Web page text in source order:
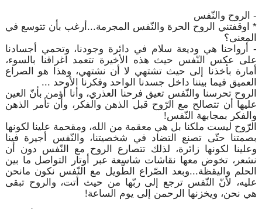
- الروح والنّفس
* اوقفتني الروح الحرة والنّفس المجرمة...أرغب بأن تتوسع في
المعنى؟
- أرواحنا هي وديعة سلام في دائرة وجودنا، وتحمي أجسادنا
على عكس النّفس حيث هذه الأخيرة تتعمد اغراقنا بالسوء،
أمارة بأخذنا إلى حيث تشتهي لا أن نشتهي، وهذا هو الصراع
العميق فيما بيننا داخل جسدنا الواحد وفكرنا الأوحد ...
الروح تحرسنا والنّفس تعيق فرحنا العذري، وأنا أؤمن بأنّ العين
عليها أن تتصالح مع الرّوح قبل الذهن والفكر، وأن تأمر الذهن
والفكر بمجابهة النّفس!
الرّوح ليست ملكنا بل هي معقمة من الله، ومقحمة علينا لكونها
بصمتنا حتّى تصنع التضاد في شخصيتنا، والنّفس أجيرة فينا
وعلينا لكونها زائرة، لذلك تتصارع الروح مع النّفس دون أن
نشعر، تخوض معها نقاشات شاسعة عبر أوتار التواصل ما بين
الحلم واليقظة...وبعد الصّراع الطّويل مع النّفس نكون مانحن
عليه، لأنّ النّفس ترجع إلى ربّها من حيث أتت، والروح تبقى
هي نحن، ويخزنها الرحمن إلى يوم الساعة!